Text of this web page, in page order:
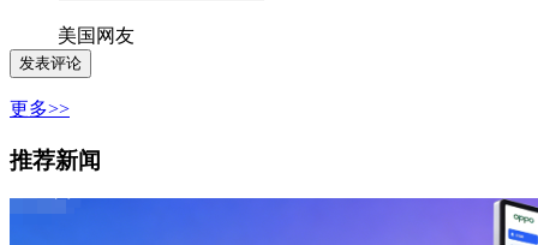
美国网友
更多>>
推荐新闻